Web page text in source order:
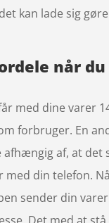
kan lade sig
når
med dine varer
forbruger. En
afhængig af, at
med din telefon.
sender din